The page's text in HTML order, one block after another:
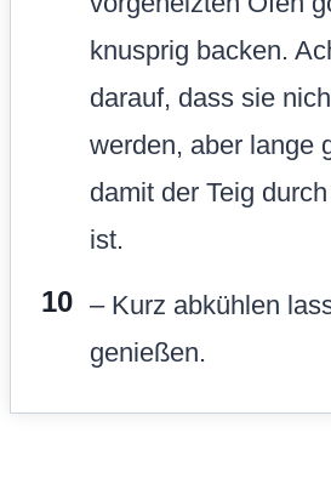
knusprig backen.
darauf, dass sie
werden, aber lange
damit der Teig
ist.
– Kurz abkühlen
genießen.